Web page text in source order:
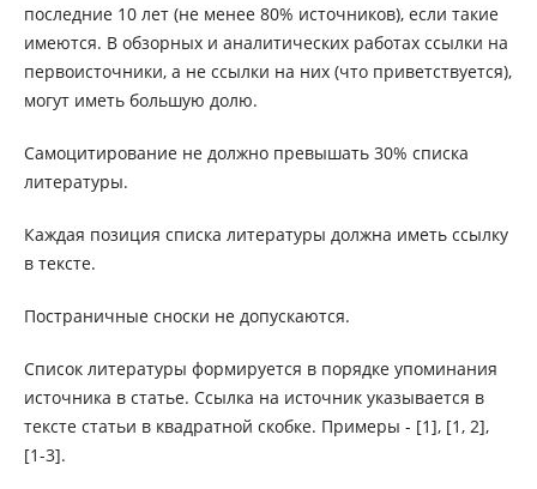
последние 10 лет (не менее 80% источников), если такие
имеются. В обзорных и аналитических работах ссылки на
первоисточники, а не ссылки на них (что приветствуется),
могут иметь большую долю.
Самоцитирование не должно превышать 30% списка
литературы.
Каждая позиция списка литературы должна иметь ссылку
в тексте.
Постраничные сноски не допускаются.
Список литературы формируется в порядке упоминания
источника в статье. Ссылка на источник указывается в
тексте статьи в квадратной скобке. Примеры - [1], [1, 2],
[1-3].